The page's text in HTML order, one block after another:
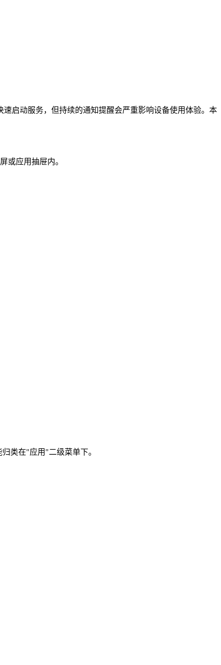
启动服务，但持续的通知提醒会严重影响设备使用体验。本
或应用抽屉内。
类在"应用"二级菜单下。